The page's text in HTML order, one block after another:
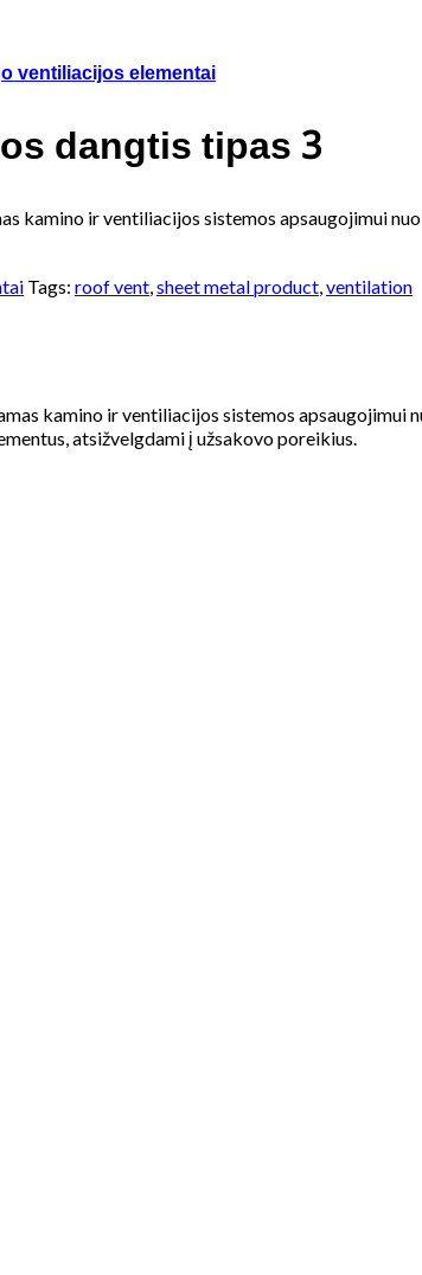
ventiliacijos elementai
dangtis tipas 3
kamino ir ventiliacijos sistemos apsaugojimui
Tags: roof vent,sheet metal product,ventilation
kamino ir ventiliacijos sistemos
atsižvelgdami į užsakovo poreikius.